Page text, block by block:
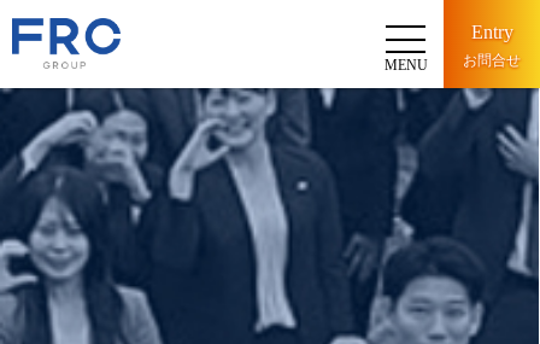
MENU
Entry
お問合せ